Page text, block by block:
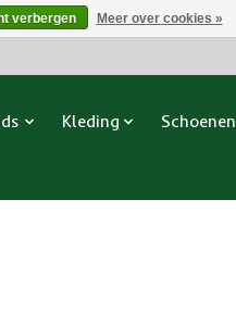
Kleding
Schoenen
verbergen Meer over cookies »